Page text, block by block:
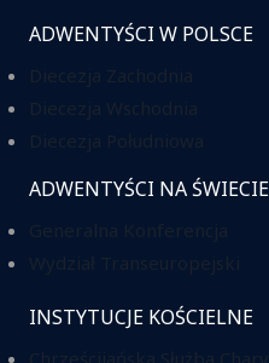
ADWENTYŚCI W POLSCE
ADWENTYŚCI NA ŚWIECIE
INSTYTUCJE KOŚCIELNE